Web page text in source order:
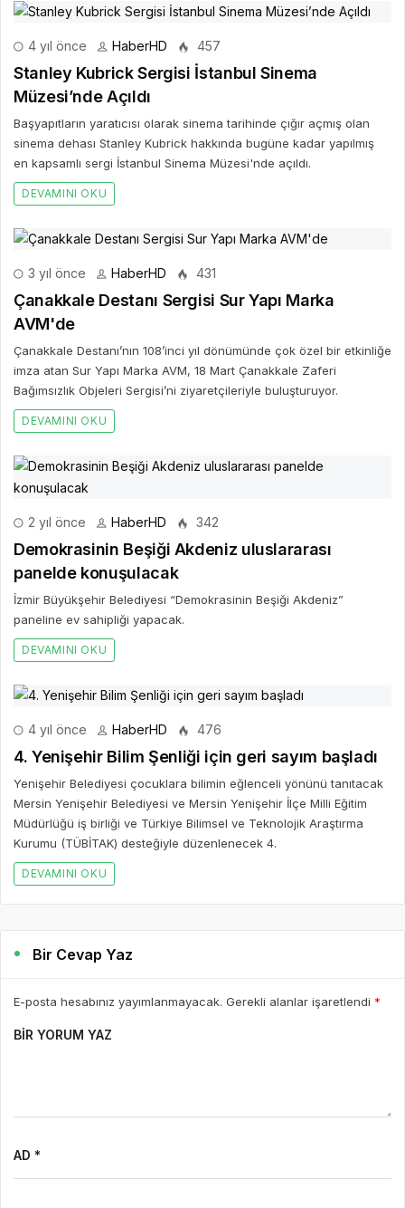
4 yıl önce HaberHD 457
Stanley Kubrick Sergisi İstanbul Sinema
Müzesi’nde Açıldı
Başyapıtların yaratıcısı olarak sinema tarihinde çığır açmış olan
sinema dehası Stanley Kubrick hakkında bugüne kadar yapılmış
en kapsamlı sergi İstanbul Sinema Müzesi'nde açıldı.
DEVAMINI OKU
3 yıl önce HaberHD 431
Çanakkale Destanı Sergisi Sur Yapı Marka
AVM'de
Çanakkale Destanı’nın 108’inci yıl dönümünde çok özel bir etkinliğe
imza atan Sur Yapı Marka AVM, 18 Mart Çanakkale Zaferi
Bağımsızlık Objeleri Sergisi’ni ziyaretçileriyle buluşturuyor.
DEVAMINI OKU
2 yıl önce HaberHD 342
Demokrasinin Beşiği Akdeniz uluslararası
panelde konuşulacak
İzmir Büyükşehir Belediyesi “Demokrasinin Beşiği Akdeniz”
paneline ev sahipliği yapacak.
DEVAMINI OKU
4 yıl önce HaberHD 476
4. Yenişehir Bilim Şenliği için geri sayım başladı
Yenişehir Belediyesi çocuklara bilimin eğlenceli yönünü tanıtacak
Mersin Yenişehir Belediyesi ve Mersin Yenişehir İlçe Milli Eğitim
Müdürlüğü iş birliği ve Türkiye Bilimsel ve Teknolojik Araştırma
Kurumu (TÜBİTAK) desteğiyle düzenlenecek 4.
DEVAMINI OKU
Bir Cevap Yaz
E-posta hesabınız yayımlanmayacak. Gerekli alanlar işaretlendi *
BIR YORUM YAZ
AD *